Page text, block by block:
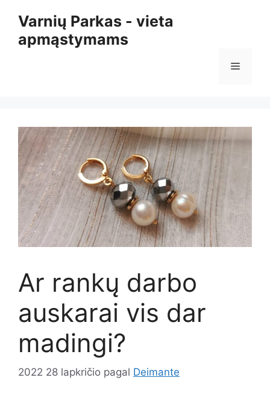
turinio
Varnių Parkas - vieta
apmąstymams
Meniu
Ar rankų darbo
auskarai vis dar
madingi?
2022 28 lapkričio pagal Deimante